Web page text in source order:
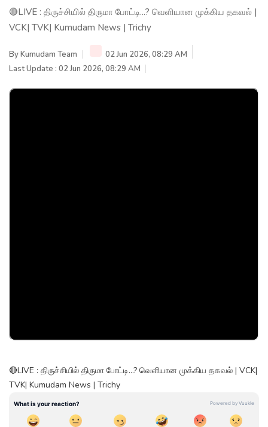
🔴LIVE : திருச்சியில் திருமா போட்டி...? வெளியான முக்கிய தகவல் |
VCK| TVK| Kumudam News | Trichy
ByKumudam Team
02 Jun 2026, 08:29 AM
Last Update : 02 Jun 2026, 08:29 AM
🔴LIVE : திருச்சியில் திருமா போட்டி...? வெளியான முக்கிய தகவல் | VCK|
TVK| Kumudam News | Trichy